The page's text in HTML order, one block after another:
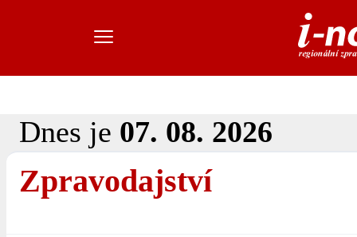
Dnes je 07. 08. 2026
Zpravodajství